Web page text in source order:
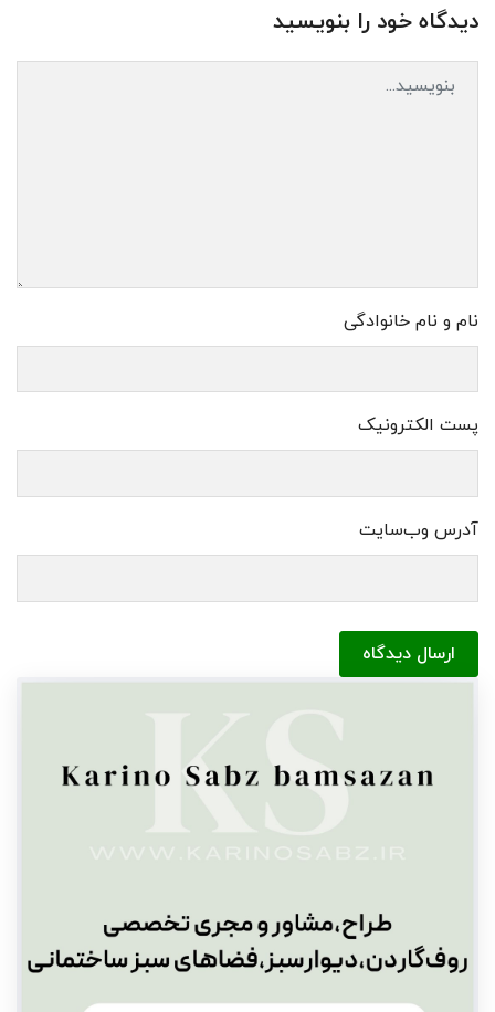
دیدگاه خود را بنویسید
نام و نام خانوادگی
پست الکترونیک
آدرس وب‌سایت
ارسال دیدگاه